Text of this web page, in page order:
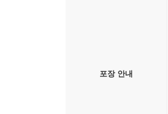
포장 안내